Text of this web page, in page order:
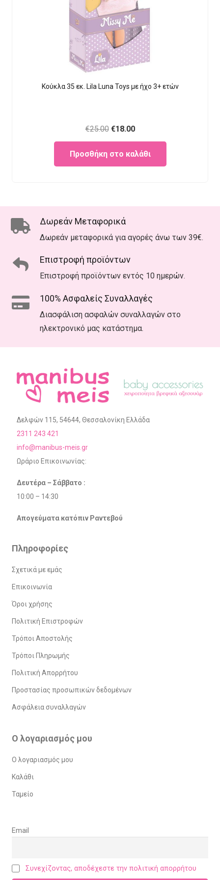
Κούκλα 35 εκ. Lila Luna Τοys με ήχο 3+ ετών
€25.00 Original
price
was:
€18.00Current
price
is:
Προσθήκη στο καλάθι
Δωρεάν Μεταφορικά
Δωρεάν μεταφορικά για αγορές άνω των 39€.
Επιστροφή προϊόντων
Επιστροφή προϊόντων εντός 10 ημερών.
100% Ασφαλείς Συναλλαγές
Διασφάλιση ασφαλών συναλλαγών στο
ηλεκτρονικό μας κατάστημα.
Δελφών 115, 54644, Θεσσαλονίκη Ελλάδα
2311 243 421
info@manibus-meis.gr
Ωράριο Επικοινωνίας:
Δευτέρα – Σάββατο :
10:00 – 14:30
Απογεύματα κατόπιν Ραντεβού
Πληροφορίες
Σχετικά με εμάς
Επικοινωνία
Όροι χρήσης
Πολιτική Επιστροφών
Τρόποι Αποστολής
Τρόποι Πληρωμής
Πολιτική Απορρήτου
Προστασίας προσωπικών δεδομένων
Ασφάλεια συναλλαγών
Ο λογαριασμός μου
Ο λογαριασμός μου
Καλάθι
Ταμείο
Email
Συνεχίζοντας, αποδέχεστε την πολιτική απορρήτου